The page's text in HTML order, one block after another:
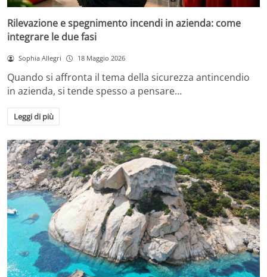
Rilevazione e spegnimento incendi in azienda: come
integrare le due fasi
Sophia Allegri 18 Maggio 2026
Quando si affronta il tema della sicurezza antincendio
in azienda, si tende spesso a pensare…
Leggi di più